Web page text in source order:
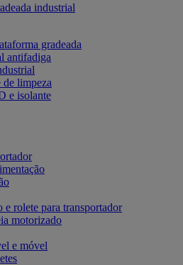
industrial
gradeada
antifadiga
de limpeza
e isolante
rolete para transportador
motorizado
e móvel